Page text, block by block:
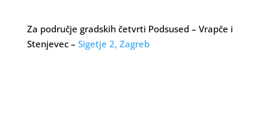
Za područje gradskih četvrti Podsused – Vrapče i
Stenjevec – Sigetje 2, Zagreb